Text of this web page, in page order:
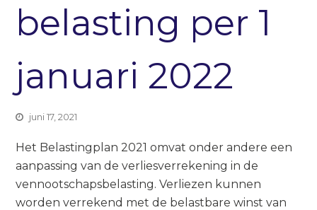
belasting per 1
januari 2022
juni 17, 2021
Het Belastingplan 2021 omvat onder andere een
aanpassing van de verliesverrekening in de
vennootschapsbelasting. Verliezen kunnen
worden verrekend met de belastbare winst van